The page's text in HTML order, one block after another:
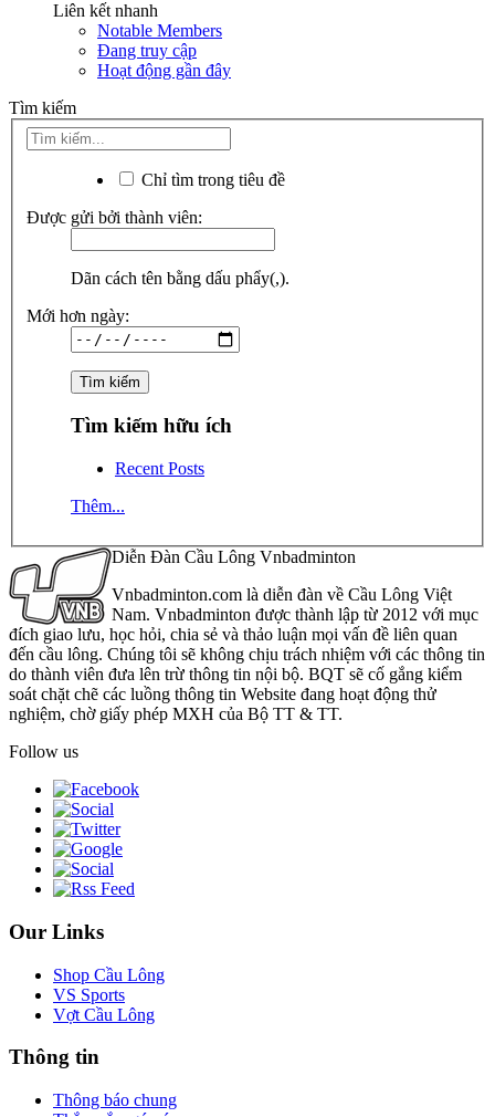
Liên kết nhanh
Notable Members
Đang truy cập
Hoạt động gần đây
Tìm kiếm
Chỉ tìm trong tiêu đề
Được gửi bởi thành viên:
Dãn cách tên bằng dấu phẩy(,).
Mới hơn ngày:
Tìm kiếm hữu ích
Recent Posts
Thêm...
Diễn Đàn Cầu Lông Vnbadminton
Vnbadminton.com là diễn đàn về Cầu Lông Việt
Nam. Vnbadminton được thành lập từ 2012 với mục
đích giao lưu, học hỏi, chia sẻ và thảo luận mọi vấn đề liên quan
đến cầu lông. Chúng tôi sẽ không chịu trách nhiệm với các thông tin
do thành viên đưa lên trừ thông tin nội bộ. BQT sẽ cố gắng kiểm
soát chặt chẽ các luồng thông tin Website đang hoạt động thử
nghiệm, chờ giấy phép MXH của Bộ TT & TT.
Follow us
Our Links
Shop Cầu Lông
VS Sports
Vợt Cầu Lông
Thông tin
Thông báo chung